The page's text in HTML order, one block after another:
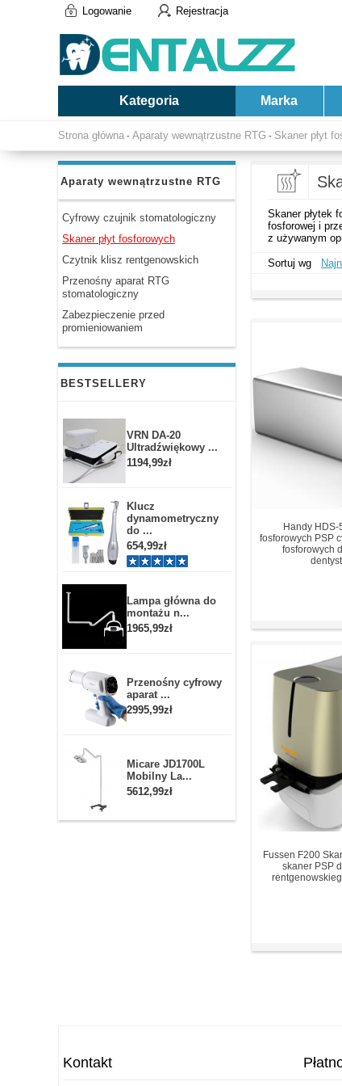
Logowanie Rejestracja
Kategoria Marka
Strona główna - Aparaty wewnątrzustne RTG - Skaner płyt
Aparaty wewnątrzustne RTG
Cyfrowy czujnik stomatologiczny
Skaner płyt fosforowych
Czytnik klisz rentgenowskich
Przenośny aparat RTG
stomatologiczny
Zabezpieczenie przed
promieniowaniem
BESTSELLERY
VRN DA-20
Ultradźwiękowy ...
1194,99zł
Klucz
dynamometryczny
do ...
654,99zł
Lampa główna do
montażu n...
1965,99zł
Przenośny cyfrowy
aparat ...
2995,99zł
Micare JD1700L
Mobilny La...
5612,99zł
Skaner płytek
fosforowej i
z używanym
Sortuj wg
Handy HDS-
fosforowych PSP
fosforowych
Fussen F200
skaner PSP
Kontakt